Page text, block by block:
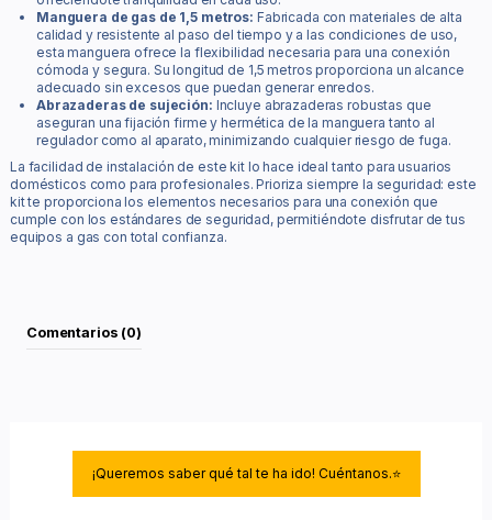
Manguera de gas de 1,5 metros: Fabricada con materiales de alta
calidad y resistente al paso del tiempo y a las condiciones de uso,
esta manguera ofrece la flexibilidad necesaria para una conexión
cómoda y segura. Su longitud de 1,5 metros proporciona un alcance
adecuado sin excesos que puedan generar enredos.
Abrazaderas de sujeción: Incluye abrazaderas robustas que
aseguran una fijación firme y hermética de la manguera tanto al
regulador como al aparato, minimizando cualquier riesgo de fuga.
La facilidad de instalación de este kit lo hace ideal tanto para usuarios
domésticos como para profesionales. Prioriza siempre la seguridad: este
kit te proporciona los elementos necesarios para una conexión que
cumple con los estándares de seguridad, permitiéndote disfrutar de tus
equipos a gas con total confianza.
Comentarios (0)
¡Queremos saber qué tal te ha ido! Cuéntanos.⭐